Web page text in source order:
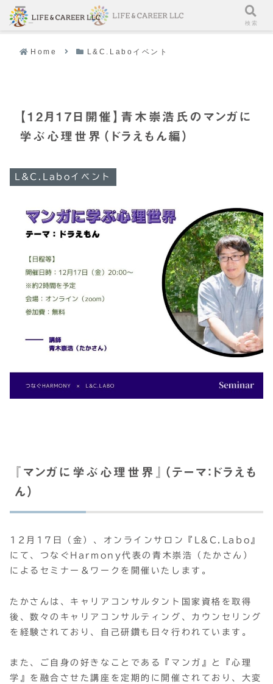
Home L&C.Laboイベント
【12月17日開催】青木崇浩氏のマンガに
学ぶ心理世界（ドラえもん編）
L&C.Laboイベント
『マンガに学ぶ心理世界』（テーマ：ドラえも
ん）
12月17日（金）、オンラインサロン『L&C.Labo』
にて、つなぐHarmony代表の青木崇浩（たかさん）
によるセミナー＆ワークを開催いたします。
たかさんは、キャリアコンサルタント国家資格を取得
後、数々のキャリアコンサルティング、カウンセリング
を経験されており、自己研鑽も日々行われています。
また、ご自身の好きなことである『マンガ』と『心理
学』を融合させた講座を定期的に開催されており、大変
メニュー 検索